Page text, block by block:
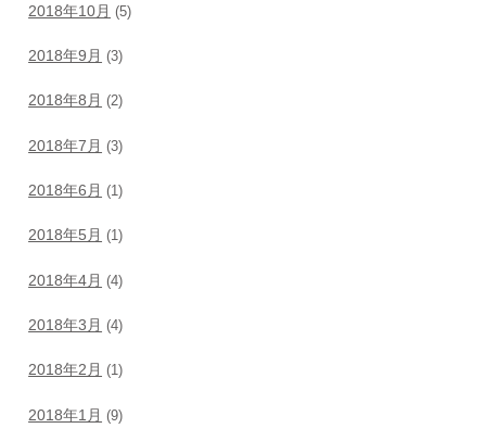
2018年10月 (5)
2018年9月 (3)
2018年8月 (2)
2018年7月 (3)
2018年6月 (1)
2018年5月 (1)
2018年4月 (4)
2018年3月 (4)
2018年2月 (1)
2018年1月 (9)